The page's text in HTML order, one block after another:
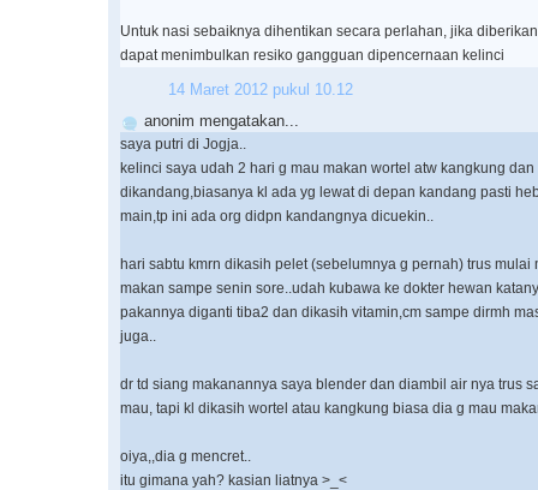
Untuk nasi sebaiknya dihentikan secara perlahan, jika
dapat menimbulkan resiko gangguan dipencernaan kelinci
14 Maret 2012 pukul 10.12
anonim mengatakan...
saya putri di Jogja..
kelinci saya udah 2 hari g mau makan wortel atw kangkung
dikandang,biasanya kl ada yg lewat di depan kandang pasti
main,tp ini ada org didpn kandangnya dicuekin..
hari sabtu kmrn dikasih pelet (sebelumnya g pernah) trus mulai
makan sampe senin sore..udah kubawa ke dokter hewan
pakannya diganti tiba2 dan dikasih vitamin,cm sampe dirmh
juga..
dr td siang makanannya saya blender dan diambil air nya trus
mau, tapi kl dikasih wortel atau kangkung biasa dia g mau
oiya,,dia g mencret..
itu gimana yah? kasian liatnya >_<